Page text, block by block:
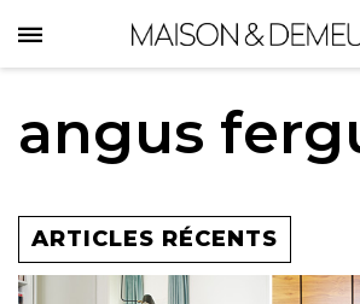
to
main
angus
ARTICLES RÉCENTS